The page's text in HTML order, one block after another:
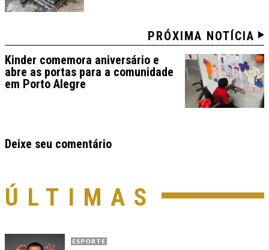
PRÓXIMA NOTÍCIA
Kinder comemora aniversário e
abre as portas para a comunidade
em Porto Alegre
Deixe seu comentário
ÚLTIMAS
ESPORTE